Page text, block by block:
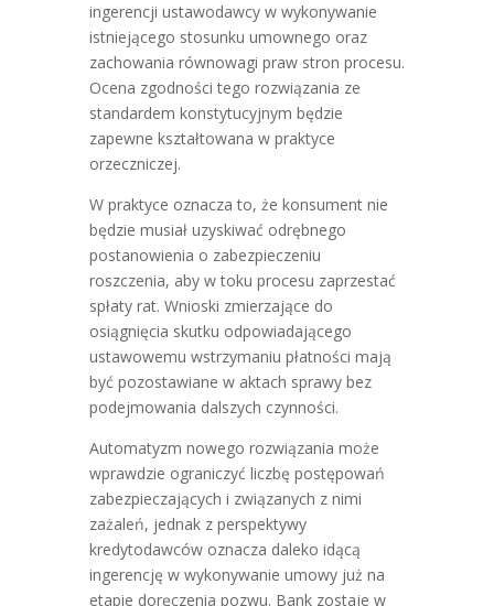
ingerencji ustawodawcy w wykonywanie
istniejącego stosunku umownego oraz
zachowania równowagi praw stron procesu.
Ocena zgodności tego rozwiązania ze
standardem konstytucyjnym będzie
zapewne kształtowana w praktyce
orzeczniczej.
W praktyce oznacza to, że konsument nie
będzie musiał uzyskiwać odrębnego
postanowienia o zabezpieczeniu
roszczenia, aby w toku procesu zaprzestać
spłaty rat. Wnioski zmierzające do
osiągnięcia skutku odpowiadającego
ustawowemu wstrzymaniu płatności mają
być pozostawiane w aktach sprawy bez
podejmowania dalszych czynności.
Automatyzm nowego rozwiązania może
wprawdzie ograniczyć liczbę postępowań
zabezpieczających i związanych z nimi
zażaleń, jednak z perspektywy
kredytodawców oznacza daleko idącą
ingerencję w wykonywanie umowy już na
etapie doręczenia pozwu. Bank zostaje w